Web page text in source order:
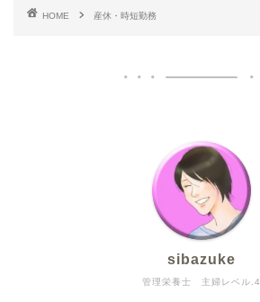
HOME 産休・時短勤務
管理栄養士 主婦レベル.4
sibazuke